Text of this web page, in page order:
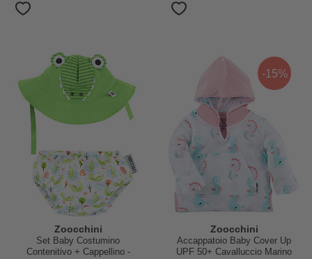
Zoocchini
Set Baby Costumino
Contenitivo + Cappellino -
-15%
Zoocchini
Accappatoio Baby Cover Up
UPF 50+ Cavalluccio Marino